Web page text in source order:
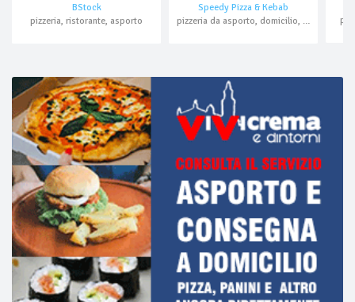
BStock
pizzeria, ristorante, asporto
Speedy Pizza & Kebab
pizzeria da asporto, domicilio, kebab